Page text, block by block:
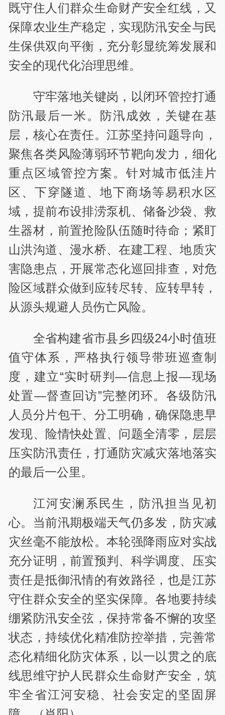
既守住人们群众生命财产安全红线，又
保障农业生产稳定，实现防汛安全与民
生保供双向平衡，充分彰显统筹发展和
安全的现代化治理思维。
守牢落地关键岗，以闭环管控打通
防汛最后一米。防汛成效，关键在基
层，核心在责任。江苏坚持问题导向，
聚焦各类风险薄弱环节靶向发力，细化
重点区域管控方案。针对城市低洼片
区、下穿隧道、地下商场等易积水区
域，提前布设排涝泵机、储备沙袋、救
生器材，前置抢险队伍随时待命；紧盯
山洪沟道、漫水桥、在建工程、地质灾
害隐患点，开展常态化巡回排查，对危
险区域群众做到应转尽转、应转早转，
从源头规避人员伤亡风险。
全省构建省市县乡四级24小时值班
值守体系，严格执行领导带班巡查制
度，建立“实时研判—信息上报—现场
处置—督查回访”完整闭环。各级防汛
人员分片包干、分工明确，确保隐患早
发现、险情快处置、问题全清零，层层
压实防汛责任，打通防灾减灾落地落实
的最后一公里。
江河安澜系民生，防汛担当见初
心。当前汛期极端天气仍多发，防灾减
灾丝毫不能放松。本轮强降雨应对实战
充分证明，前置预判、科学调度、压实
责任是抵御汛情的有效路径，也是江苏
守住群众安全的坚实保障。各地要持续
绷紧防汛安全弦，保持常备不懈的攻坚
状态，持续优化精准防控举措，完善常
态化精细化防灾体系，以一以贯之的底
线思维守护人民群众生命财产安全，筑
牢全省江河安稳、社会安定的坚固屏